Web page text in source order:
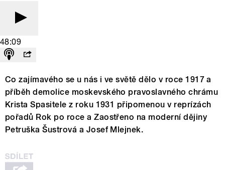
48:09
Co zajímavého se u nás i ve světě dělo v roce 1917 a
příběh demolice moskevského pravoslavného chrámu
Krista Spasitele z roku 1931 připomenou v reprízách
pořadů Rok po roce a Zaostřeno na moderní dějiny
Petruška Šustrová a Josef Mlejnek.